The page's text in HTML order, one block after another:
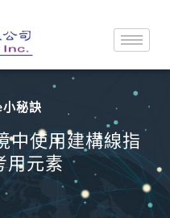
秘訣
中使用建構線指
用元素